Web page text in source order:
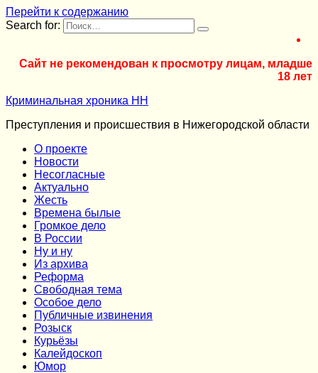
Перейти к содержанию
Search for:
Сайт не рекомендован к просмотру лицам, младше
18 лет
Криминальная хроника НН
Преступления и происшествия в Нижегородской области
О проекте
Новости
Несогласные
Актуально
Жесть
Времена былые
Громкое дело
В России
Ну и ну
Из архива
Реформа
Cвободная тема
Особое дело
Публичные извинения
Розыск
Курьёзы
Калейдоскоп
Юмор